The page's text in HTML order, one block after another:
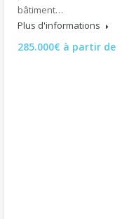
bâtiment…
Plus d'informations
285.000€ à partir de